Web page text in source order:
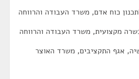
כוח אדם, משרד העבודה והרווחה
מקצועית, משרד העבודה והרווחה
אגף התקציבים, משרד האוצר